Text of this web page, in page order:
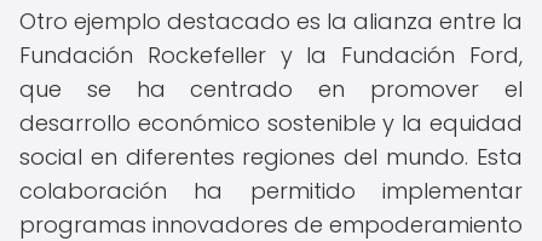
Otro ejemplo destacado es la alianza entre la
Fundación Rockefeller y la Fundación Ford,
que se ha centrado en promover el
desarrollo económico sostenible y la equidad
social en diferentes regiones del mundo. Esta
colaboración ha permitido implementar
programas innovadores de empoderamiento